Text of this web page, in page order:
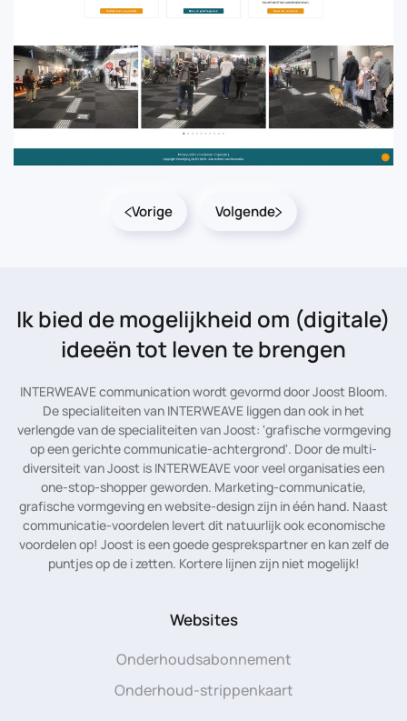
Vorige Volgende
Ik bied de mogelijkheid om (digitale)
ideeën tot leven te brengen
INTERWEAVE communication wordt gevormd door Joost Bloom.
De specialiteiten van INTERWEAVE liggen dan ook in het
verlengde van de specialiteiten van Joost: 'grafische vormgeving
op een gerichte communicatie-achtergrond'. Door de multi-
diversiteit van Joost is INTERWEAVE voor veel organisaties een
one-stop-shopper geworden. Marketing-communicatie,
grafische vormgeving en website-design zijn in één hand. Naast
communicatie-voordelen levert dit natuurlijk ook economische
voordelen op! Joost is een goede gesprekspartner en kan zelf de
puntjes op de i zetten. Kortere lijnen zijn niet mogelijk!
Websites
Onderhoudsabonnement
Onderhoud-strippenkaart